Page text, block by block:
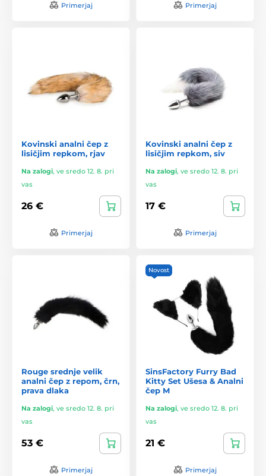
Primerjaj Primerjaj
Kovinski analni čep z
lisičjim repkom, rjav
Na zalogi, ve sredo 12. 8. pri
vas
26 €
Primerjaj
Kovinski analni čep z
lisičjim repkom, siv
Na zalogi, ve sredo 12. 8. pri
vas
17 €
Primerjaj
Rouge srednje velik
analni čep z repom, črn,
prava dlaka
Na zalogi, ve sredo 12. 8. pri
vas
53 €
Primerjaj
Novost
SinsFactory Furry Bad
Kitty Set Ušesa & Analni
čep M
Na zalogi, ve sredo 12. 8. pri
vas
21 €
Primerjaj